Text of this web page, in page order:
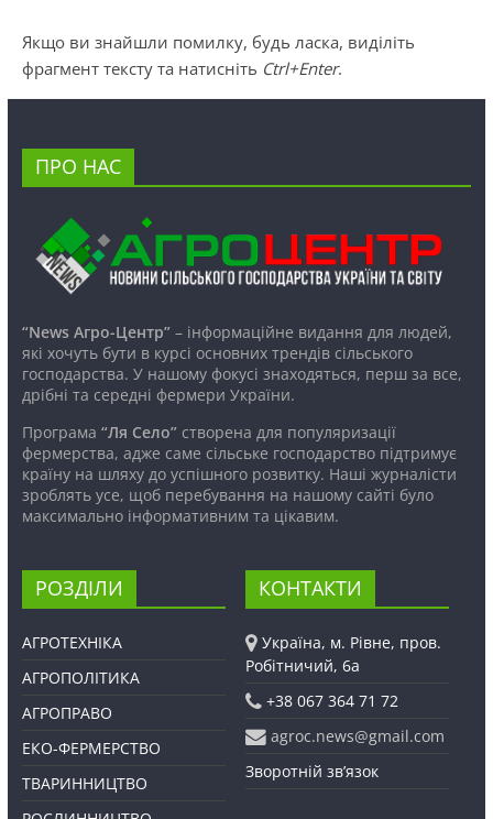
Якщо ви знайшли помилку, будь ласка, виділіть
фрагмент тексту та натисніть Ctrl+Enter.
ПРО НАС
“News Агро-Центр”– інформаційне видання для людей,
які хочуть бути в курсі основних трендів сільського
господарства. У нашому фокусі знаходяться, перш за все,
дрібні та середні фермери України.
Програма “Ля Село”створена для популяризації
фермерства, адже саме сільське господарство підтримує
країну на шляху до успішного розвитку. Наші журналісти
зроблять усе, щоб перебування на нашому сайті було
максимально інформативним та цікавим.
РОЗДІЛИ
АГРОТЕХНІКА
АГРОПОЛІТИКА
АГРОПРАВО
ЕКО-ФЕРМЕРСТВО
ТВАРИННИЦТВО
КОНТАКТИ
Україна, м. Рівне, пров.
Робітничий, 6а
+38 067 364 71 72
agroc.news@gmail.com
Зворотній зв’язок